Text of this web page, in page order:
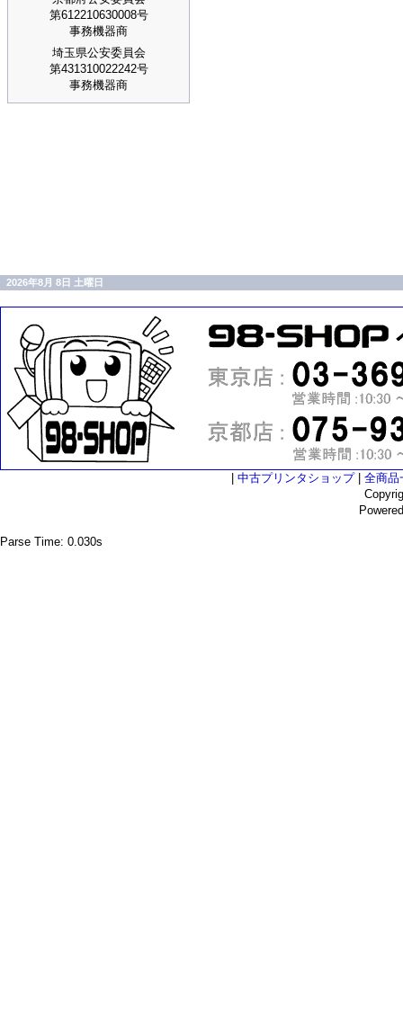
第612210630008号
事務機器商
埼玉県公安委員会
第431310022242号
事務機器商
2026年8月 8日 土曜日
中古プリンタショップ| 全商品
Parse Time: 0.030s